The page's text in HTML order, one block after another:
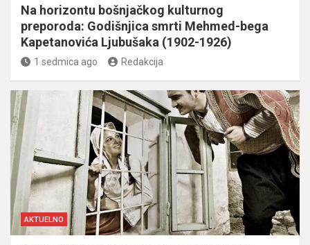
Na horizontu bošnjačkog kulturnog
preporoda: Godišnjica smrti Mehmed-bega
Kapetanovića Ljubušaka (1902-1926)
1 sedmica ago Redakcija
AKTUELNO